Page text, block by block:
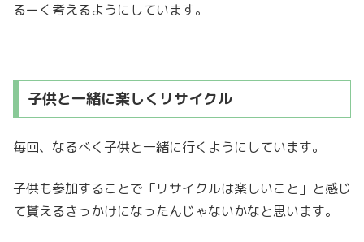
るーく考えるようにしています。
子供と一緒に楽しくリサイクル
毎回、なるべく子供と一緒に行くようにしています。
子供も参加することで「リサイクルは楽しいこと」と感じ
て貰えるきっかけになったんじゃないかなと思います。